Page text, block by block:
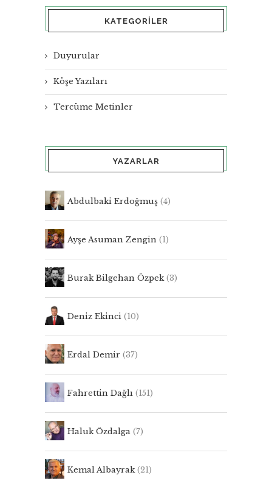
KATEGORILER
Duyurular
Köşe Yazıları
Tercüme Metinler
YAZARLAR
Abdulbaki Erdoğmuş (4)
Ayşe Asuman Zengin (1)
Burak Bilgehan Özpek(3)
Deniz Ekinci (10)
Erdal Demir (37)
Fahrettin Dağlı (151)
Haluk Özdalga (7)
Kemal Albayrak(21)